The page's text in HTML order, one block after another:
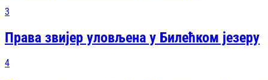
3
Права звијер уловљена у Билећком језеру
4